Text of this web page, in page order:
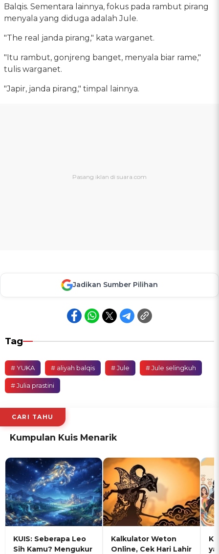
Balqis. Sementara lainnya, fokus pada rambut pirang
menyala yang diduga adalah Jule.
"The real janda pirang," kata warganet.
"Itu rambut, gonjreng banget, menyala biar rame,"
tulis warganet.
"Japir, janda pirang," timpal lainnya.
Jadikan Sumber Pilihan
Tag
# YUKA # aliyah balqis # Jule # Jule selingkuh
# Julia prastini
CARI TAHU
Kumpulan Kuis Menarik
KUIS: Seberapa Leo
Sih Kamu? Mengukur
Kalkulator Weton
Online, Cek Hari Lahir